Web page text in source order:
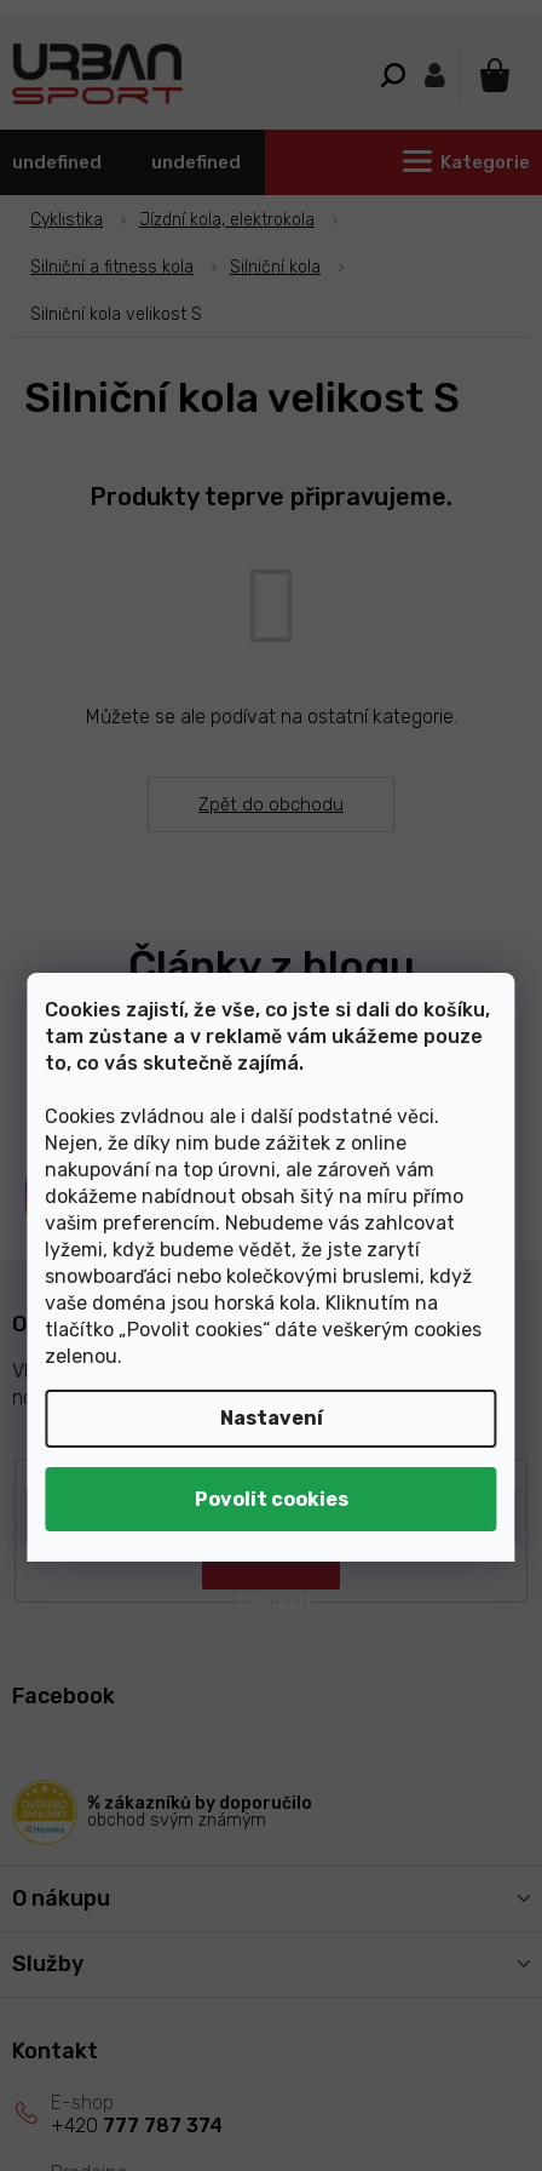
Cookies zajistí, že vše, co jste si dali do košíku,
tam zůstane a v reklamě vám ukážeme pouze
to, co vás skutečně zajímá.
Cookies zvládnou ale i další podstatné věci.
Nejen, že díky nim bude zážitek z online
nakupování na top úrovni, ale zároveň vám
dokážeme nabídnout obsah šitý na míru přímo
vašim preferencím. Nebudeme vás zahlcovat
lyžemi, když budeme vědět, že jste zarytí
snowboarďáci nebo kolečkovými bruslemi, když
vaše doména jsou horská kola. Kliknutím na
tlačítko „Povolit cookies“ dáte veškerým cookies
zelenou.
Nastavení
undefined undefined Kategorie
Cyklistika Jízdní kola, elektrokola
Silniční a fitness kola Silniční kola
Silniční kola velikost S
Silniční kola velikost S
Produkty teprve připravujeme.
Můžete se ale podívat na ostatní kategorie.
Zpět do obchodu
Články z blogu
Zobrazit další články
Sledujte nás naInstagramu
Odebírat newsletter
Vložte svůj e-mail a my vám budeme zasílat informace o
nových produktech na našem e-shopu.
Facebook
% zákazníků by doporučilo
obchod svým známým
O nákupu
Služby
Kontakt
+420 777 787 374